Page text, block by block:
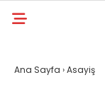
Ana Sayfa ›Asayiş